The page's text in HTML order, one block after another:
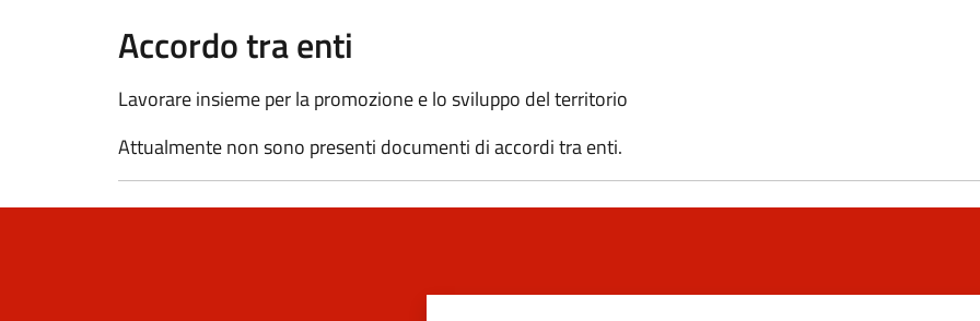
Accordo tra enti
Lavorare insieme per la promozione e lo sviluppo del territorio
Attualmente non sono presenti documenti di accordi tra enti.